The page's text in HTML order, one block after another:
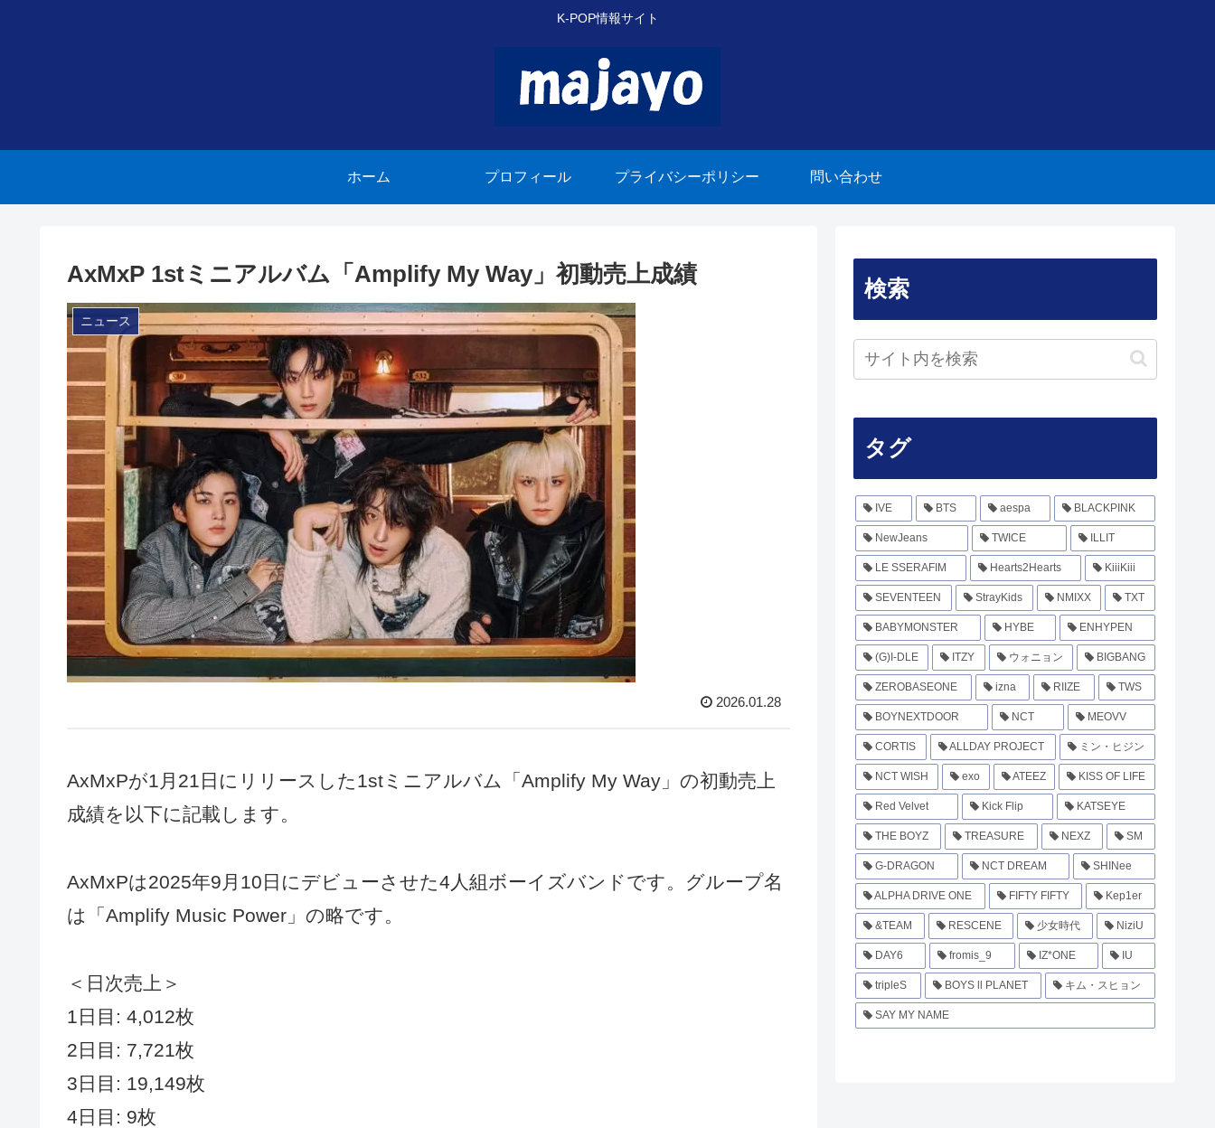
K-POP情報サイト
ホーム プロフィール プライバシーポリシー 問い合わせ
AxMxP 1stミニアルバム「Amplify My Way」初動売上成績
ニュース
2026.01.28
AxMxPが1月21日にリリースした1stミニアルバム「Amplify My Way」の初動売上
成績を以下に記載します。
AxMxPは2025年9月10日にデビューさせた4人組ボーイズバンドです。グループ名
は「Amplify Music Power」の略です。
＜日次売上＞
1日目: 4,012枚
2日目: 7,721枚
3日目: 19,149枚
4日目: 9枚
検索
タグ
IVE BTS aespa BLACKPINK
NewJeans TWICE ILLIT
LE SSERAFIM Hearts2Hearts KiiiKiii
SEVENTEEN StrayKids NMIXX TXT
BABYMONSTER HYBE ENHYPEN
(G)I-DLE ITZY ウォニョン BIGBANG
ZEROBASEONE izna RIIZE TWS
BOYNEXTDOOR NCT MEOVV
CORTIS ALLDAY PROJECT ミン・ヒジン
NCT WISH exo ATEEZ KISS OF LIFE
Red Velvet Kick Flip KATSEYE
THE BOYZ TREASURE NEXZ SM
G-DRAGON NCT DREAM SHINee
ALPHA DRIVE ONE FIFTY FIFTY Kep1er
&TEAM RESCENE 少女時代 NiziU
DAY6 fromis_9 IZ*ONE IU
tripleS BOYS ll PLANET キム・スヒョン
SAY MY NAME